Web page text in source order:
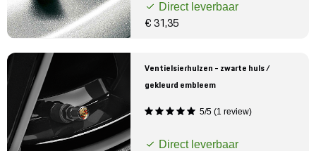
Direct leverbaar
€ 31,35
Ventielsierhulzen - zwarte huls /
gekleurd embleem
5/5 (1 review)
Direct leverbaar